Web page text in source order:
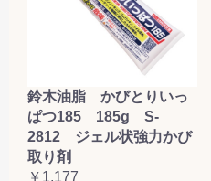
鈴木油脂 かびとりいっ
ぱつ185 185g S-
2812 ジェル状強力かび
取り剤
￥1,177